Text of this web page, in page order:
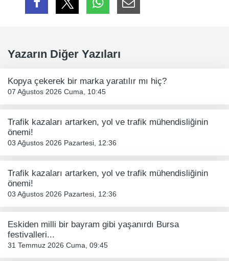
Yazarın Diğer Yazıları
Kopya çekerek bir marka yaratılır mı hiç?
07 Ağustos 2026 Cuma, 10:45
Trafik kazaları artarken, yol ve trafik mühendisliğinin
önemi!
03 Ağustos 2026 Pazartesi, 12:36
Trafik kazaları artarken, yol ve trafik mühendisliğinin
önemi!
03 Ağustos 2026 Pazartesi, 12:36
Eskiden milli bir bayram gibi yaşanırdı Bursa
festivalleri...
31 Temmuz 2026 Cuma, 09:45